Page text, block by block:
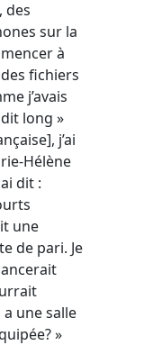
des
sur la
à
fichiers
j’avais
long »
j’ai
Hélène
dit :
une
de pari. Je
une salle
»